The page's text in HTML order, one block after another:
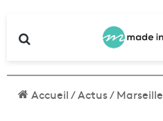
Accueil/Actus/Marseille